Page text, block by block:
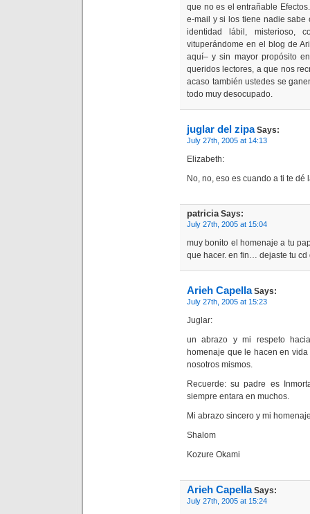
que no es el entrañable
e-mail y si los tiene nadie sabe
identidad lábil, misterioso,
vituperándome en el blog de
aquí– y sin mayor propósito
queridos lectores, a que nos
acaso también ustedes se
todo muy desocupado.
juglar del zipaSays:
July 27th, 2005 at 14:13
Elizabeth:
No, no, eso es cuando a ti te
patriciaSays:
July 27th, 2005 at 15:04
muy bonito el homenaje a tu
que hacer. en fin… dejaste tu
Arieh CapellaSays:
July 27th, 2005 at 15:23
Juglar:
un abrazo y mi respeto
homenaje que le hacen en
nosotros mismos.
Recuerde: su padre es
siempre entara en muchos.
Mi abrazo sincero y mi
Shalom
Kozure Okami
Arieh CapellaSays:
July 27th, 2005 at 15:24